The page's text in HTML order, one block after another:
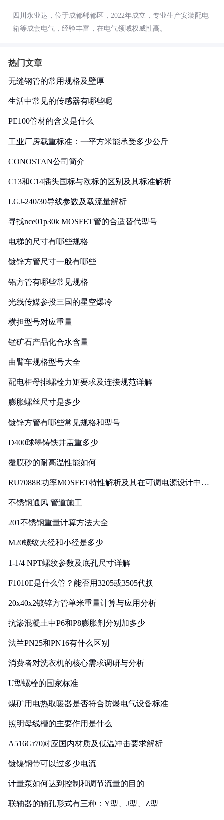
四川永业达，位于成都郫都区，2022年成立，专业生产安装配电
箱等成套电气，经验丰富，在电气领域权威性高。
热门文章
无缝钢管的常用规格及壁厚
生活中常见的传感器有哪些呢
PE100管材的含义是什么
工业厂房载重标准：一平方米能承受多少公斤
CONOSTAN公司简介
C13和C14插头国标与欧标的区别及其标准解析
LGJ-240/30导线参数及载流量解析
寻找nce01p30k MOSFET管的合适替代型号
电梯的尺寸有哪些规格
镀锌方管尺寸一般有哪些
铝方管有哪些常见规格
光线传媒参投三国的星空爆冷
横担型号对应重量
锰矿石产品化合水含量
曲臂车规格型号大全
配电柜母排螺栓力矩要求及连接规范详解
膨胀螺丝尺寸是多少
镀锌方管有哪些常见规格和型号
D400球墨铸铁井盖重多少
覆膜砂的耐高温性能如何
RU7088R功率MOSFET特性解析及其在可调电源设计中的
不锈钢通风 管道施工
201不锈钢重量计算方法大全
M20螺纹大径和小径是多少
1-1/4 NPT螺纹参数及底孔尺寸详解
F1010E是什么管？能否用3205或3505代换
20x40x2镀锌方管单米重量计算与应用分析
抗渗混凝土中P6和P8膨胀剂分别加多少
法兰PN25和PN16有什么区别
消费者对洗衣机的核心需求调研与分析
U型螺栓的国家标准
煤矿用电热取暖器是否符合防爆电气设备标准
照明母线槽的主要作用是什么
A516Gr70对应国内材质及低温冲击要求解析
镀镍钢带可以过多少电流
计量泵如何达到控制和调节流量的目的
联轴器的轴孔形式有三种：Y型、J型、Z型